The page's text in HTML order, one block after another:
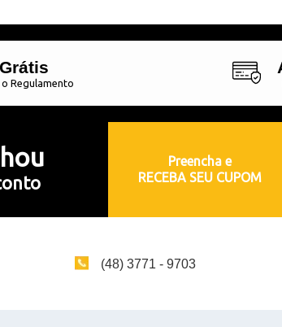
Regulamento
Preencha e
RECEBA SEU CUPOM
(48) 3771 - 9703